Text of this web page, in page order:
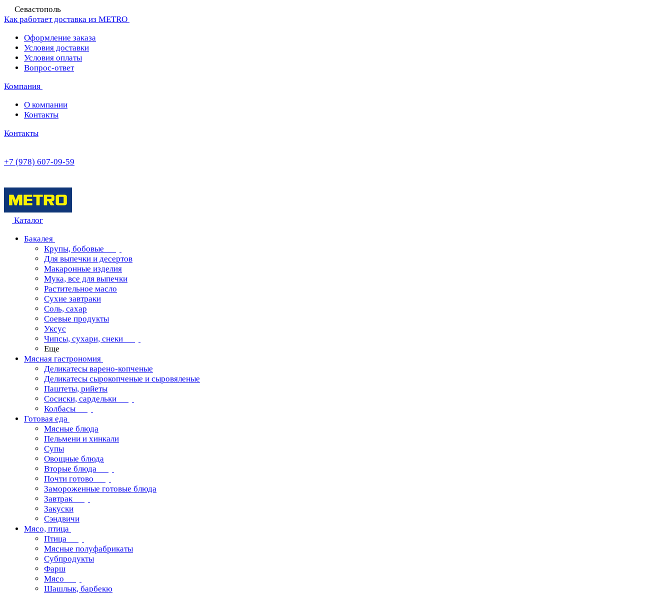
Севастополь
Как работает доставка из METRO
Оформление заказа
Условия доставки
Условия оплаты
Вопрос-ответ
Компания
О компании
Контакты
Контакты
+7 (978) 607-09-59
Каталог
Бакалея
Крупы, бобовые
Для выпечки и десертов
Макаронные изделия
Мука, все для выпечки
Растительное масло
Сухие завтраки
Соль, сахар
Соевые продукты
Уксус
Чипсы, сухари, снеки
Еще
Мясная гастрономия
Деликатесы варено-копченые
Деликатесы сырокопченые и сыровяленые
Паштеты, рийеты
Сосиски, сардельки
Колбасы
Готовая еда
Мясные блюда
Пельмени и хинкали
Супы
Овощные блюда
Вторые блюда
Почти готово
Замороженные готовые блюда
Завтрак
Закуски
Сэндвичи
Мясо, птица
Птица
Мясные полуфабрикаты
Субпродукты
Фарш
Мясо
Шашлык, барбекю